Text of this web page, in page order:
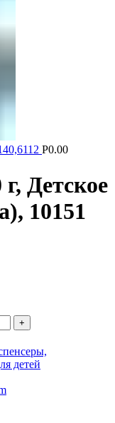
Р0.00
Детское
10151
детей